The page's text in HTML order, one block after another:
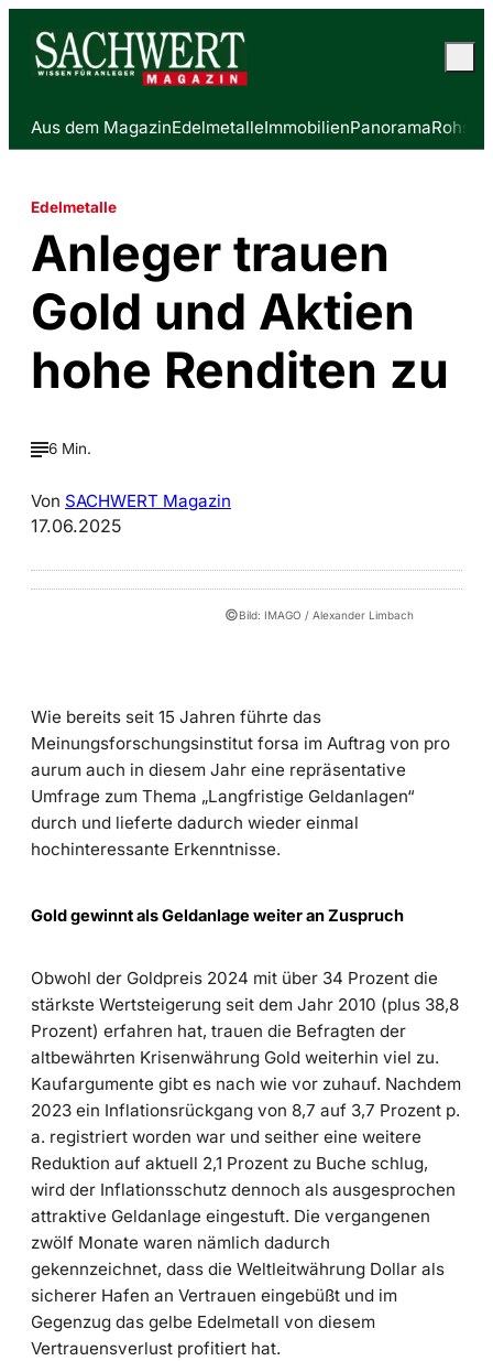
Aus dem MagazinEdelmetalleImmobilienPanorama
Edelmetalle
Anleger trauen
Gold und Aktien
hohe Renditen zu
6 Min.
Von SACHWERT Magazin
17.06.2025
©Bild: IMAGO / Alexander Limbach
Wie bereits seit 15 Jahren führte das
Meinungsforschungsinstitut forsa im Auftrag von pro
aurum auch in diesem Jahr eine repräsentative
Umfrage zum Thema „Langfristige Geldanlagen“
durch und lieferte dadurch wieder einmal
hochinteressante Erkenntnisse.
Gold gewinnt als Geldanlage weiter an Zuspruch
Obwohl der Goldpreis 2024 mit über 34 Prozent die
stärkste Wertsteigerung seit dem Jahr 2010 (plus 38,8
Prozent) erfahren hat, trauen die Befragten der
altbewährten Krisenwährung Gold weiterhin viel zu.
Kaufargumente gibt es nach wie vor zuhauf. Nachdem
2023 ein Inflationsrückgang von 8,7 auf 3,7 Prozent p.
a. registriert worden war und seither eine weitere
Reduktion auf aktuell 2,1 Prozent zu Buche schlug,
wird der Inflationsschutz dennoch als ausgesprochen
attraktive Geldanlage eingestuft. Die vergangenen
zwölf Monate waren nämlich dadurch
gekennzeichnet, dass die Weltleitwährung Dollar als
sicherer Hafen an Vertrauen eingebüßt und im
Gegenzug das gelbe Edelmetall von diesem
Vertrauensverlust profitiert hat.